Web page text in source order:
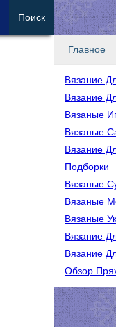
Главное
Вязание
Вязание
Вязаные
Вязаные
Вязание
Подборки
Вязаные
Вязаные
Вязаные
Вязание
Вязание
Обзор
Поиск